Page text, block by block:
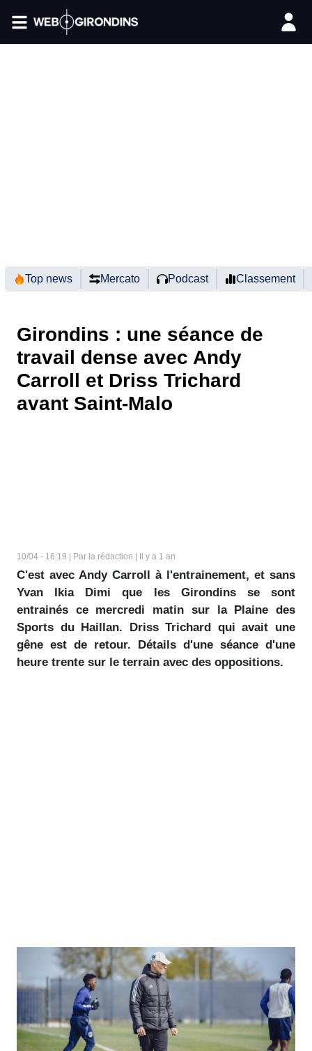
Top news Mercato Podcast Classement
Girondins : une séance de
travail dense avec Andy
Carroll et Driss Trichard
avant Saint-Malo
10/04 - 16:19 | Par la rédaction | Il y a 1 an
C'est avec Andy Carroll à l'entrainement, et sans
Yvan Ikia Dimi que les Girondins se sont
entrainés ce mercredi matin sur la Plaine des
Sports du Haillan. Driss Trichard qui avait une
gêne est de retour. Détails d'une séance d'une
heure trente sur le terrain avec des oppositions.